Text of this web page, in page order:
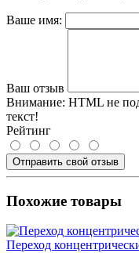
Ваше имя:
Ваш отзыв
Внимание: HTML не
текст!
Рейтинг
Отправить свой отзыв
Похожие товары
Переход